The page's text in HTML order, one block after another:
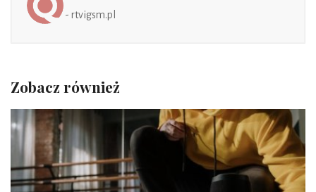
- rtvigsm.pl
Zobacz również